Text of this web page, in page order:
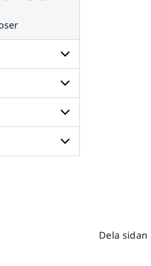
Undersidor
för
Radar
och
satellit
Undersidor
för
Väder
till
havs
Undersidor
för
Dela sidan